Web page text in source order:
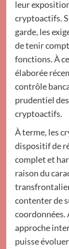
leur
cryptoactifs.
garde, les
de tenir
fonctions. À
élaborée
contrôle
prudentiel
cryptoactifs.
À terme, les
dispositif de
complet et
raison du
contenter de
coordonnées.
approche
puisse